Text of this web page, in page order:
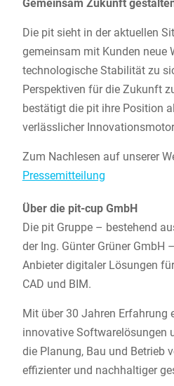
Gemeinsam Zukunft
Die pit sieht in der aktuellen
gemeinsam mit Kunden neue
technologische Stabilität zu
Perspektiven für die Zukunft
bestätigt die pit ihre Position
verlässlicher
Zum Nachlesen auf unserer
Pressemitteilung
Über die pit-cup GmbH
Die pit Gruppe – bestehend
der Ing. Günter Grüner GmbH
Anbieter digitaler Lösungen
CAD und BIM.
Mit über 30 Jahren Erfahrung
innovative Softwarelösungen
die Planung, Bau und Betrieb
effizienter und nachhaltiger